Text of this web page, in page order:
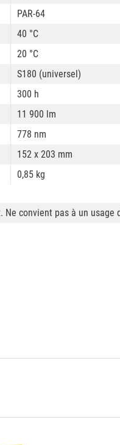
PAR-64
40 °C
20 °C
S180 (universel)
300 h
11 900 lm
778 nm
152 x 203 mm
0,85 kg
convient pas à un usage